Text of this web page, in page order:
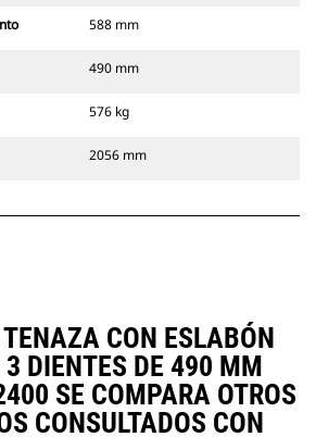
588 mm
490 mm
576 kg
2056 mm
CON ESLABÓN
3 DIENTES DE 490 MM
SE COMPARA OTROS
CONSULTADOS CON